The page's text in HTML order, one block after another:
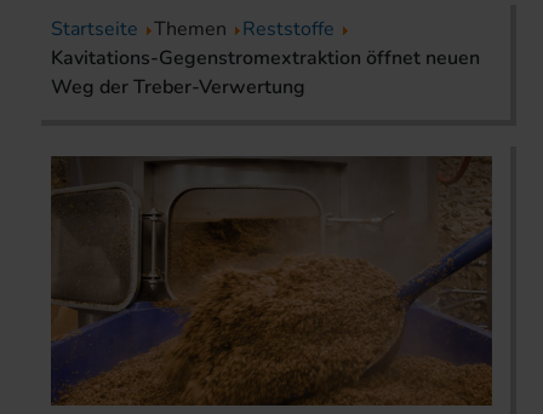
Startseite Themen
Reststoffe
Kavitations-Gegenstrom­extraktion öffnet neuen
Weg der Treber-Verwertung